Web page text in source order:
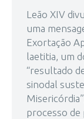
Leão XIV
uma
Exortação
laetitia, um
“resultado
sinodal
processo de